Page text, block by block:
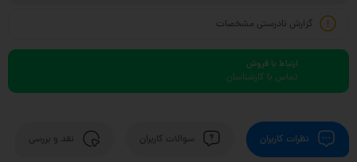
گزارش نادرستی مشخصات
ارتباط با فروش
تماس با کارشناسان
نظرات کاربران سوالات کاربران نقد و بررسی